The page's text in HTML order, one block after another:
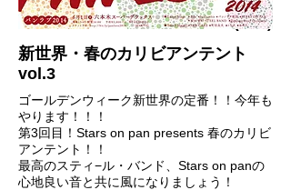
2014.5.5(Sun)
新世界・春のカリビアンテント
vol.3
ゴールデンウィーク新世界の定番！！今年も
やります！！！
第3回目！Stars on pan presents 春のカリビ
アンテント！！
最高のスティ−ル・バンド、Stars on panの
心地良い音と共に風になりましょう！